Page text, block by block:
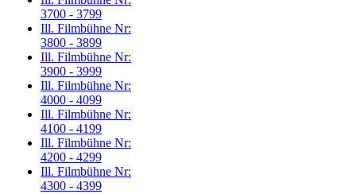
3700 - 3799
Ill. Filmbühne Nr:
3800 - 3899
Ill. Filmbühne Nr:
3900 - 3999
Ill. Filmbühne Nr:
4000 - 4099
Ill. Filmbühne Nr:
4100 - 4199
Ill. Filmbühne Nr:
4200 - 4299
Ill. Filmbühne Nr:
4300 - 4399